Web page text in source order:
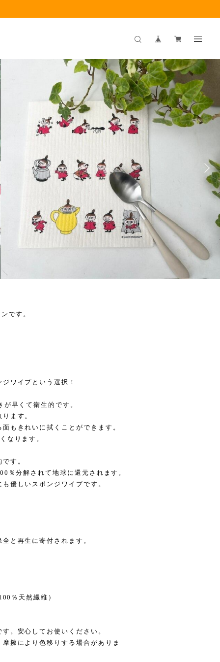
です。
ワイプという選択！
早くて衛生的です。
ます。
もきれいに拭くことができます。
なります。
す。
％分解されて地球に還元されます。
優しいスポンジワイプです。
と再生に寄付されます。
％天然繊維）
。安心してお使いください。
擦により色移りする場合がありま